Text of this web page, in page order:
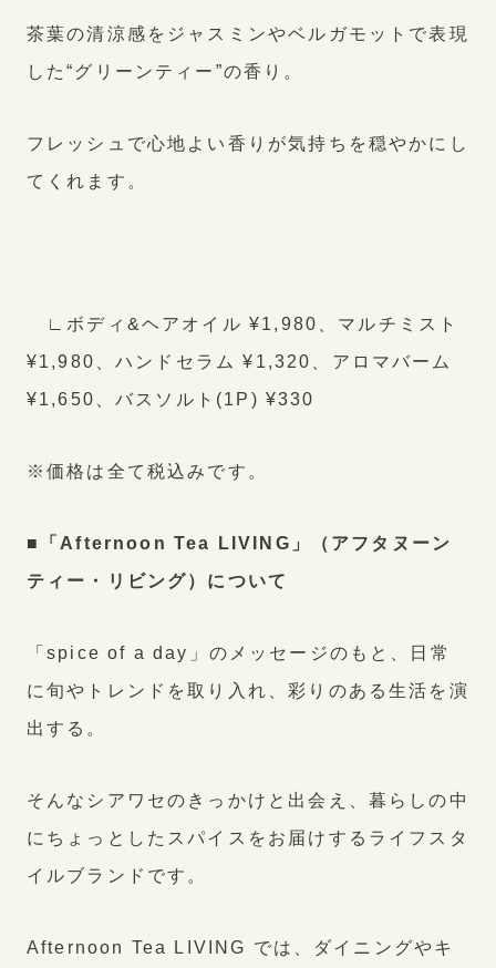
茶葉の清涼感をジャスミンやベルガモットで表現
した“グリーンティー”の香り。
フレッシュで心地よい香りが気持ちを穏やかにし
てくれます。
∟ボディ&ヘアオイル ¥1,980、マルチミスト
¥1,980、ハンドセラム ¥1,320、アロマバーム
¥1,650、バスソルト(1P) ¥330
※価格は全て税込みです。
■「Afternoon Tea LIVING」（アフタヌーン
ティー・リビング）について
「spice of a day」のメッセージのもと、日常
に旬やトレンドを取り入れ、彩りのある生活を演
出する。
そんなシアワセのきっかけと出会え、暮らしの中
にちょっとしたスパイスをお届けするライフスタ
イルブランドです。
Afternoon Tea LIVING では、ダイニングやキ